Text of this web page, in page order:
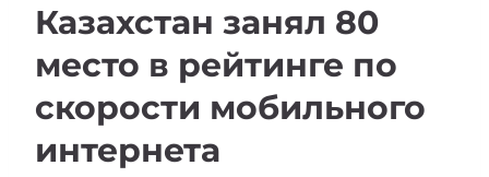
Казахстан занял 80
место в рейтинге по
скорости мобильного
интернета